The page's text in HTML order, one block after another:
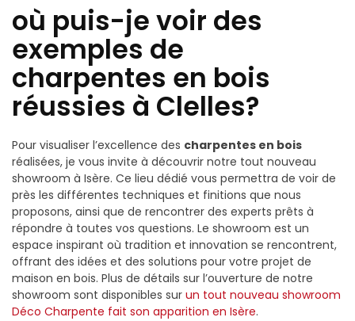
où puis-je voir des
exemples de
charpentes en bois
réussies à Clelles?
Pour visualiser l’excellence des charpentes en bois
réalisées, je vous invite à découvrir notre tout nouveau
showroom à Isère. Ce lieu dédié vous permettra de voir de
près les différentes techniques et finitions que nous
proposons, ainsi que de rencontrer des experts prêts à
répondre à toutes vos questions. Le showroom est un
espace inspirant où tradition et innovation se rencontrent,
offrant des idées et des solutions pour votre projet de
maison en bois. Plus de détails sur l’ouverture de notre
showroom sont disponibles sur un tout nouveau showroom
Déco Charpente fait son apparition en Isère.